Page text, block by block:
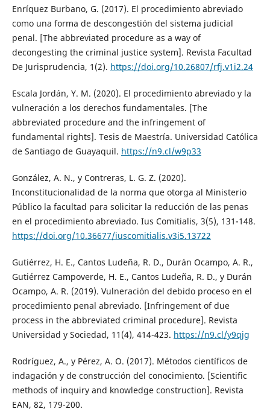
Enríquez Burbano, G. (2017). El procedimiento abreviado
como una forma de descongestión del sistema judicial
penal. [The abbreviated procedure as a way of
decongesting the criminal justice system]. Revista Facultad
De Jurisprudencia, 1(2). https://doi.org/10.26807/rfj.v1i2.24
Escala Jordán, Y. M. (2020). El procedimiento abreviado y la
vulneración a los derechos fundamentales. [The
abbreviated procedure and the infringement of
fundamental rights]. Tesis de Maestría. Universidad Católica
de Santiago de Guayaquil. https://n9.cl/w9p33
González, A. N., y Contreras, L. G. Z. (2020).
Inconstitucionalidad de la norma que otorga al Ministerio
Público la facultad para solicitar la reducción de las penas
en el procedimiento abreviado. Ius Comitialis, 3(5), 131-148.
https://doi.org/10.36677/iuscomitialis.v3i5.13722
Gutiérrez, H. E., Cantos Ludeña, R. D., Durán Ocampo, A. R.,
Gutiérrez Campoverde, H. E., Cantos Ludeña, R. D., y Durán
Ocampo, A. R. (2019). Vulneración del debido proceso en el
procedimiento penal abreviado. [Infringement of due
process in the abbreviated criminal procedure]. Revista
Universidad y Sociedad, 11(4), 414-423. https://n9.cl/y9qjg
Rodríguez, A., y Pérez, A. O. (2017). Métodos científicos de
indagación y de construcción del conocimiento. [Scientific
methods of inquiry and knowledge construction]. Revista
EAN, 82, 179-200.